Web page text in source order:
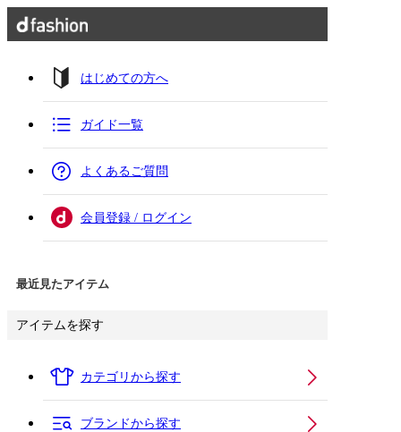
はじめての方へ
ガイド一覧
よくあるご質問
会員登録 / ログイン
最近見たアイテム
アイテムを探す
カテゴリから探す
ブランドから探す